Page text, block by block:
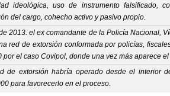
ideológica, uso de instrumento falsificado,
del cargo, cohecho activo y pasivo propio.
2013. el ex comandante de la Policía Nacional,
red de extorsión conformada por policías,
por el caso Covipol, donde una vez más aparece
de extorsión habría operado desde el interior
para favorecerlo en el proceso.